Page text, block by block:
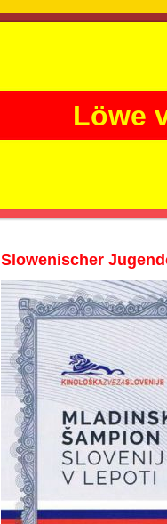
Löwe
Slowenischer